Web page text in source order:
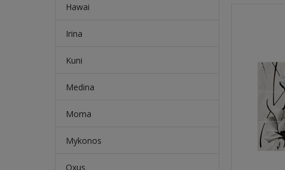
Hawai
Irina
Kuni
Medina
Moma
Mykonos
Oxus